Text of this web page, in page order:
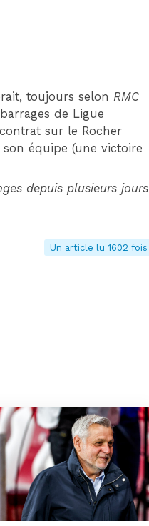
toujours selon RMC
de Ligue
sur le Rocher
équipe (une victoire
depuis plusieurs jours
Un article lu 1602 fois